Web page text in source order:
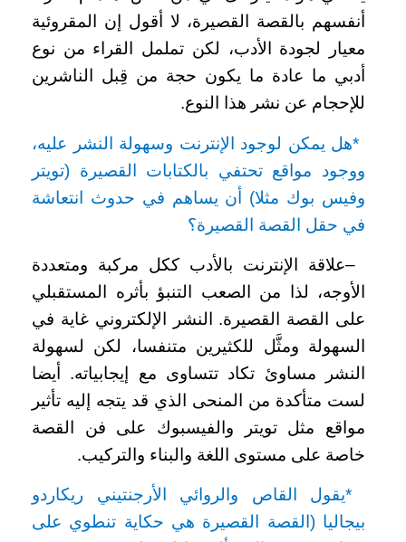
أنفسهم بالقصة القصيرة، لا أقول إن المقروئية
معيار لجودة الأدب، لكن تململ القراء من نوع
أدبي ما عادة ما يكون حجة من قِبل الناشرين
للإحجام عن نشر هذا النوع.
*هل يمكن لوجود الإنترنت وسهولة النشر عليه،
ووجود مواقع تحتفي بالكتابات القصيرة (تويتر
وفيس بوك مثلا) أن يساهم في حدوث انتعاشة
في حقل القصة القصيرة؟
–علاقة الإنترنت بالأدب ككل مركبة ومتعددة
الأوجه، لذا من الصعب التنبؤ بأثره المستقبلي
على القصة القصيرة. النشر الإلكتروني غاية في
السهولة ومثَّل للكثيرين متنفسا، لكن لسهولة
النشر مساوئ تكاد تتساوى مع إيجابياته. أيضا
لست متأكدة من المنحى الذي قد يتجه إليه تأثير
مواقع مثل تويتر والفيسبوك على فن القصة
خاصة على مستوى اللغة والبناء والتركيب.
*يقول القاص والروائي الأرجنتيني ريكاردو
بيجاليا (القصة القصيرة هي حكاية تنطوي على